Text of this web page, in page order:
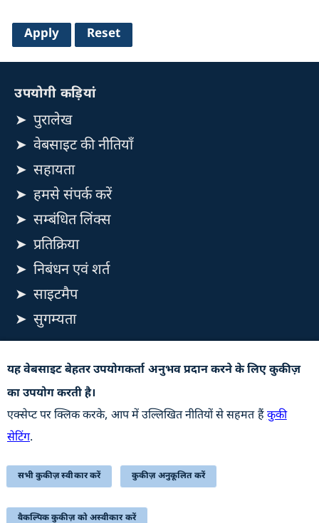
यह वेबसाइट बेहतर उपयोगकर्ता अनुभव प्रदान करने के लिए कुकीज़
का उपयोग करती है।
एक्सेप्ट पर क्लिक करके, आप में उल्लिखित नीतियों से सहमत हैंकुकी
सेटिंग.
सभी कुकीज़ स्वीकार करें कुकीज़ अनुकूलित करें
वैकल्पिक कुकीज़ को अस्वीकार करें
उपयोगी कड़ियां
पुरालेख
वेबसाइट की नीतियाँ
सहायता
हमसे संपर्क करें
सम्बंधित लिंक्स
प्रतिक्रिया
निबंधन एवं शर्त
साइटमैप
सुगम्यता
संबंधित है
अपडेट के लिए सदस्यता लें
LAST UPDATED ON: 06-08-2026